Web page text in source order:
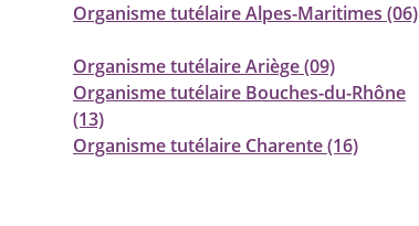
Organisme tutélaire Alpes-Maritimes (06)
Organisme tutélaire Ariège (09)
Organisme tutélaire Bouches-du-Rhône
(13)
Organisme tutélaire Charente (16)